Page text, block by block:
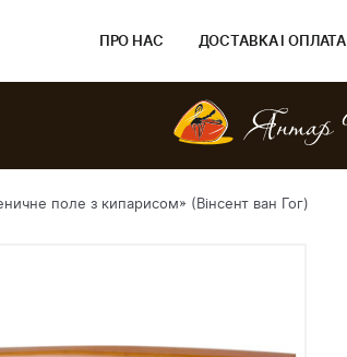
ПРО НАС ДОСТАВКА І ОПЛАТА
поле з кипарисом» (Вінсент ван Гог)